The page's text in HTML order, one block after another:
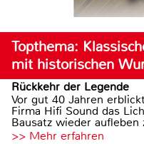
Topthema:
mit historischen
Rückkehr der Legende
Vor gut 40 Jahren
Firma Hifi Sound das
Bausatz wieder aufleben
>> Mehr erfahren